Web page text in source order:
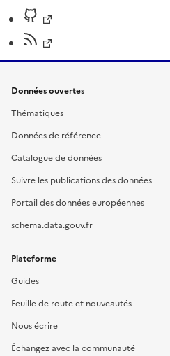
Données ouvertes
Thématiques
Données de référence
Catalogue de données
Suivre les publications des données
Portail des données européennes
schema.data.gouv.fr
Plateforme
Guides
Feuille de route et nouveautés
Nous écrire
Échangez avec la communauté